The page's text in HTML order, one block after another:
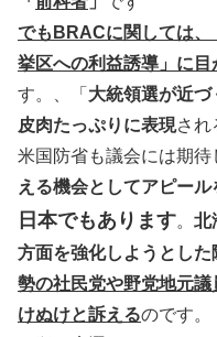
でもBRACに関しては、
挙区への利益誘導」に目
す。、「 大統領選が近
皮肉たっぷりに表現され
米国防省も議会には期待
える機会としてアピー
日本でもあります。 北
方面を強化しようとした
勢の社民党や野党地元
けぬけと訴えるのです。